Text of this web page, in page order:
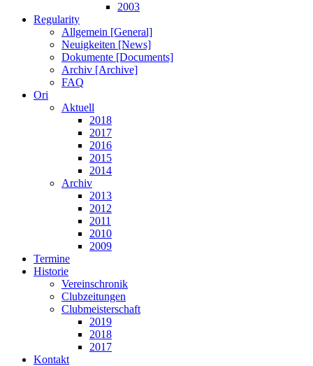
2003
Regularity
Allgemein [General]
Neuigkeiten [News]
Dokumente [Documents]
Archiv [Archive]
FAQ
Ori
Aktuell
2018
2017
2016
2015
2014
Archiv
2013
2012
2011
2010
2009
Termine
Historie
Vereinschronik
Clubzeitungen
Clubmeisterschaft
2019
2018
2017
Kontakt